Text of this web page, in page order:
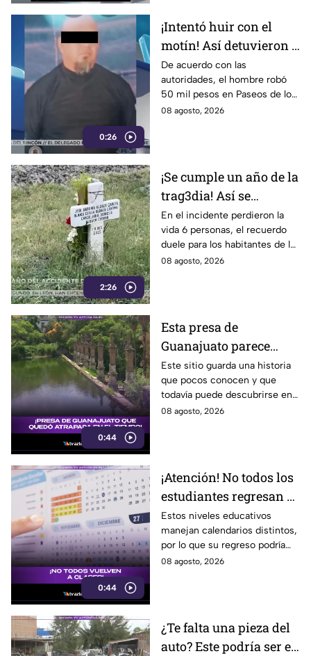
0:26
¡Intentó huir con el
motín! Así detuvieron a
un presunto
responsable de asaltar
a su víctima en León
De acuerdo con las
autoridades, el hombre robó
50 mil pesos en Paseos de los
Insurgentes
08 agosto, 2026
2:26
¡Se cumple un año de la
trag3dia! Así se
recuerda el fuerte
accidente de un tren en
Irapuato
En el incidente perdieron la
vida 6 personas, el recuerdo
duele para los habitantes de la
localidad.
08 agosto, 2026
0:44
Esta presa de
Guanajuato parece
haberse quedado
atrapada en el tiempo;
¿cuál es?
Este sitio guarda una historia
que pocos conocen y que
todavía puede descubrirse en
Guanajuato.
08 agosto, 2026
0:44
¡Atención! No todos los
estudiantes regresan a
clases; este es el
calendario escolar
2026-2027; ¿afectará a
Guanajuato?
Estos niveles educativos
manejan calendarios distintos,
por lo que su regreso podría
ser antes o después.
08 agosto, 2026
¿Te falta una pieza del
auto? Este podría ser el